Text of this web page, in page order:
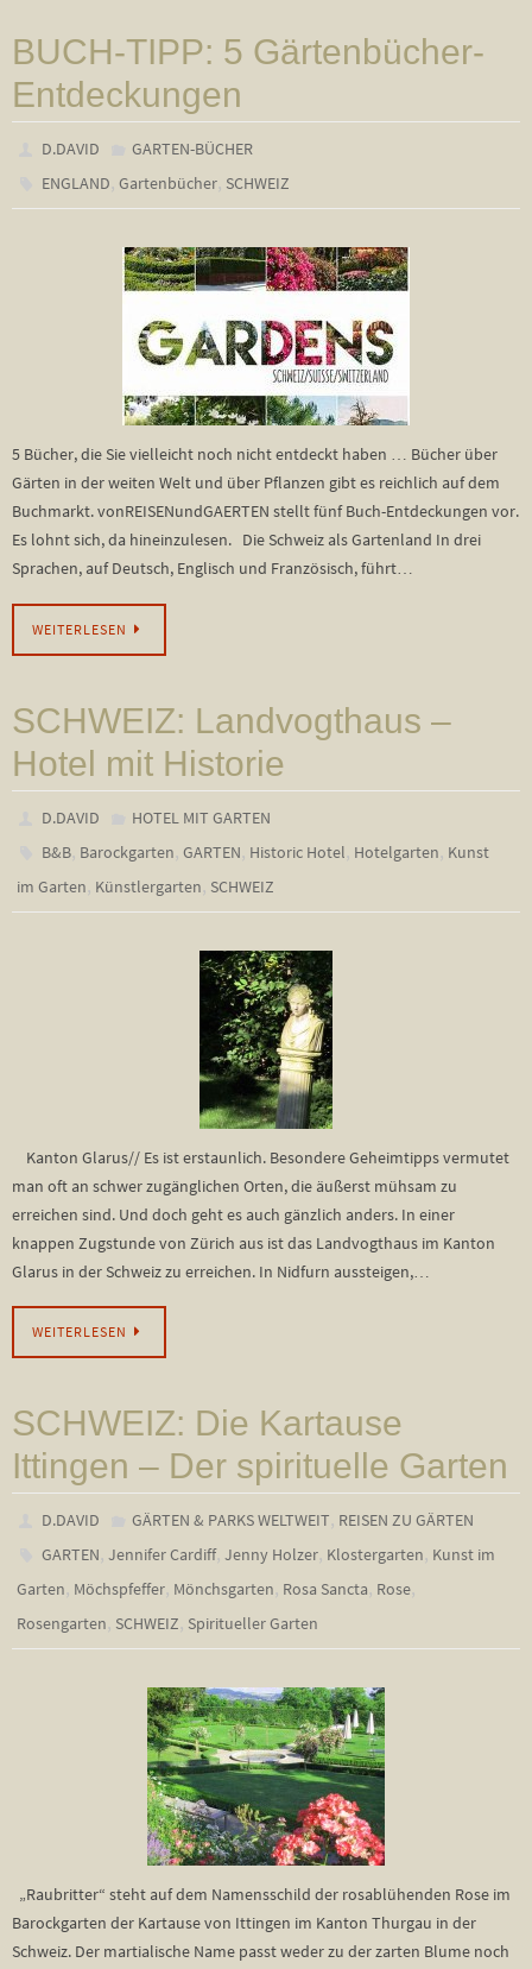
BUCH-TIPP: 5 Gärtenbücher-
Entdeckungen
D.DAVID
GARTEN-BÜCHER
ENGLAND,Gartenbücher, SCHWEIZ
5 Bücher, die Sie vielleicht noch nicht entdeckt haben … Bücher über
Gärten in der weiten Welt und über Pflanzen gibt es reichlich auf dem
Buchmarkt. vonREISENundGAERTEN stellt fünf Buch-Entdeckungen vor.
Es lohnt sich, da hineinzulesen. Die Schweiz als Gartenland In drei
Sprachen, auf Deutsch, Englisch und Französisch, führt…
WEITERLESEN
SCHWEIZ: Landvogthaus –
Hotel mit Historie
D.DAVID
HOTEL MIT GARTEN
B&B Barockgarten ,GARTEN Historic Hotel Hotelgarten Kunst
im Garten Künstlergarten SCHWEIZ
Kanton Glarus// Es ist erstaunlich. Besondere Geheimtipps vermutet
man oft an schwer zugänglichen Orten, die äußerst mühsam zu
erreichen sind. Und doch geht es auch gänzlich anders. In einer
knappen Zugstunde von Zürich aus ist das Landvogthaus im Kanton
Glarus in der Schweiz zu erreichen. In Nidfurn aussteigen,…
WEITERLESEN
SCHWEIZ: Die Kartause
Ittingen – Der spirituelle Garten
D.DAVID GÄRTEN & PARKS WELTWEIT, REISEN ZU GÄRTEN
GARTEN,Jennifer Cardiff,Jenny Holzer, Klostergarten, Kunst im
Garten, Möchspfeffer, Mönchsgarten, Rosa Sancta, Rose,
Rosengarten, SCHWEIZ, Spiritueller Garten
„Raubritter“ steht auf dem Namensschild der rosablühenden Rose im
Barockgarten der Kartause von Ittingen im Kanton Thurgau in der
Schweiz. Der martialische Name passt weder zu der zarten Blume noch